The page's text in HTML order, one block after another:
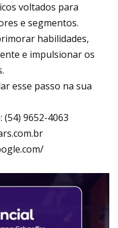
voltados para
e segmentos.
habilidades,
e impulsionar os
esse passo na sua
9652-4063